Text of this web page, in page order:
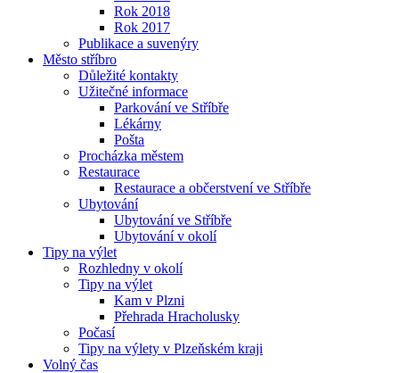
Rok 2018
Rok 2017
Publikace a suvenýry
Město stříbro
Důležité kontakty
Užitečné informace
Parkování ve Stříbře
Lékárny
Pošta
Procházka městem
Restaurace
Restaurace a občerstvení ve Stříbře
Ubytování
Ubytování ve Stříbře
Ubytování v okolí
Tipy na výlet
Rozhledny v okolí
Tipy na výlet
Kam v Plzni
Přehrada Hracholusky
Počasí
Tipy na výlety v Plzeňském kraji
Volný čas